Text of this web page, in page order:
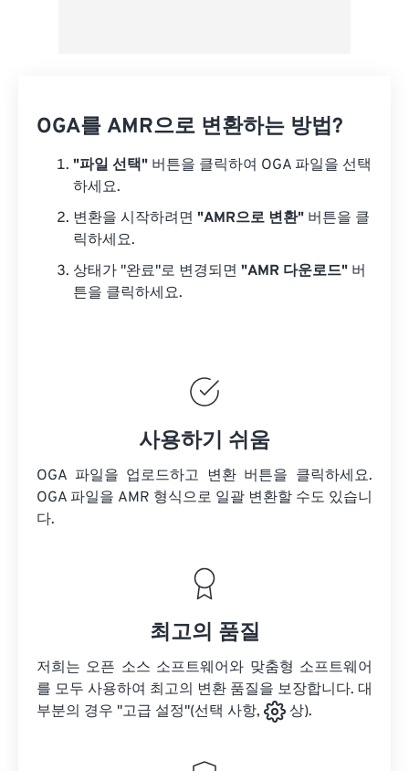
OGA를 AMR으로 변환하는 방법?
"파일 선택" 버튼을 클릭하여 OGA 파일을 선택
하세요.
변환을 시작하려면 "AMR으로 변환" 버튼을 클
릭하세요.
상태가 "완료"로 변경되면 "AMR 다운로드" 버
튼을 클릭하세요.
사용하기 쉬움
OGA 파일을 업로드하고 변환 버튼을 클릭하세요.
OGA 파일을 AMR 형식으로 일괄 변환할 수도 있습니
다.
최고의 품질
저희는 오픈 소스 소프트웨어와 맞춤형 소프트웨어
를 모두 사용하여 최고의 변환 품질을 보장합니다. 대
부분의 경우 "고급 설정"(선택 사항,
상).